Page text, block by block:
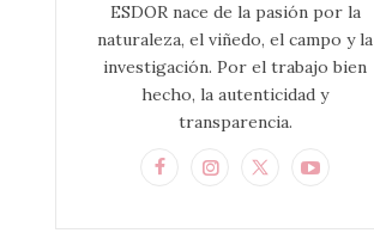
ESDOR nace de la pasión por la
naturaleza, el viñedo, el campo y la
investigación. Por el trabajo bien
hecho, la autenticidad y
transparencia.